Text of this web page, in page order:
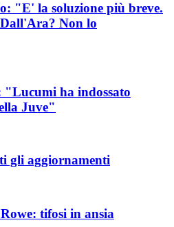
"E' la soluzione più breve.
Non lo
"Lucumi ha indossato
Juve"
gli aggiornamenti
tifosi in ansia